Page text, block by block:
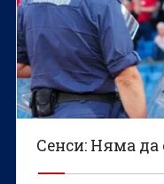
Сенси: Няма да